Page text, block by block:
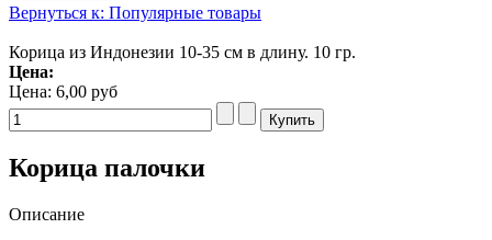
Вернуться к: Популярные товары
Корица из Индонезии 10-35 см в длину. 10 гр.
Цена:
Цена: 6,00 руб
Корица палочки
Описание